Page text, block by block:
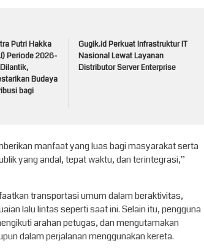
Putri Hakka
Periode 2026-
Budaya
bagi
Gugik.id Perkuat Infrastruktur IT
Nasional Lewat Layanan
Distributor Server Enterprise
manfaat yang luas bagi masyarakat serta
yang andal, tepat waktu, dan terintegrasi,”
transportasi umum dalam beraktivitas,
lalu lintas seperti saat ini. Selain itu, pengguna
arahan petugas, dan mengutamakan
dalam perjalanan menggunakan kereta.